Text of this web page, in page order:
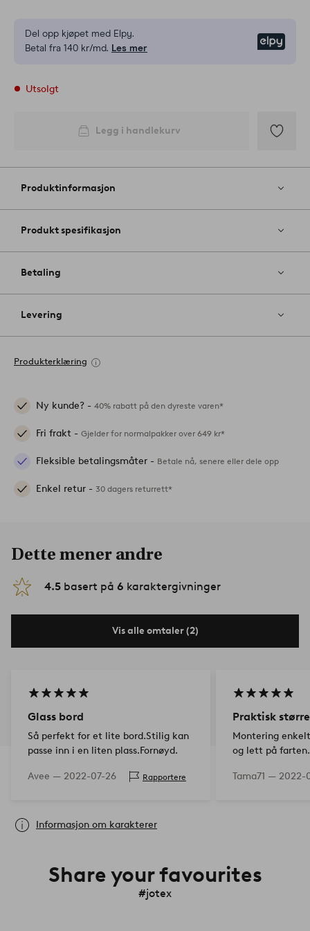
Del opp kjøpet med Elpy.
Betal fra 140 kr/md. Les mer
Utsolgt
Legg i handlekurv
til
Produktinformasjon
Produkt spesifikasjon
Betaling
Levering
Produkterklæring
Ny kunde? - 40% rabatt på den dyreste varen*
Fri frakt - Gjelder for normalpakker over 649 kr*
Fleksible betalingsmåter - Betale nå, senere eller dele opp
Enkel retur - 30 dagers returrett*
Dette mener andre
4.5 basert på 6 karaktergivninger
Vis alle omtaler (2)
Glass bord
Så perfekt for et lite bord.Stilig kan
passe inn i en liten plass.Fornøyd.
Avee — 2022-07-26 Rapportere
Praktisk
Montering
og lett på
Tama71 — 2022-
Informasjon om karakterer
Share your favourites
#jotex